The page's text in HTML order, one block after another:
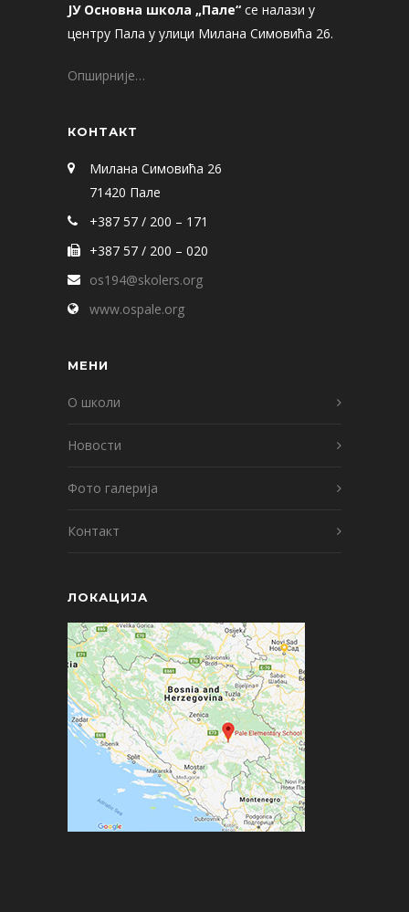
ЈУ Основна школа „Пале“ се налази у
центру Пала у улици Милана Симовића 26.
Опширније…
КОНТАКТ
Милана Симовића 26
71420 Пале
+387 57 / 200 – 171
+387 57 / 200 – 020
os194@skolers.org
www.ospale.org
МЕНИ
О школи
Новости
Фото галерија
Контакт
ЛОКАЦИЈА